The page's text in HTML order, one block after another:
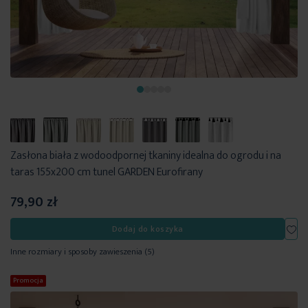
Zasłona biała z wodoodpornej tkaniny idealna do ogrodu i na
taras 155x200 cm tunel GARDEN Eurofirany
79,90 zł
Dodaj do koszyka
Inne rozmiary i sposoby zawieszenia (5)
Promocja